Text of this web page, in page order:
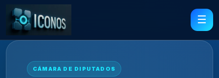
☰
CÁMARA DE DIPUTADOS